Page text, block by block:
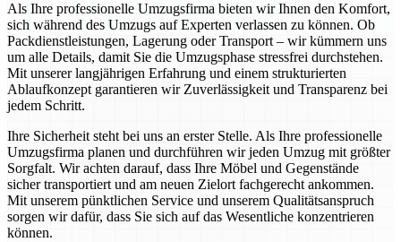
Als Ihre professionelle Umzugsfirma bieten wir Ihnen den Komfort,
sich während des Umzugs auf Experten verlassen zu können. Ob
Packdienstleistungen, Lagerung oder Transport – wir kümmern uns
um alle Details, damit Sie die Umzugsphase stressfrei durchstehen.
Mit unserer langjährigen Erfahrung und einem strukturierten
Ablaufkonzept garantieren wir Zuverlässigkeit und Transparenz bei
jedem Schritt.
Ihre Sicherheit steht bei uns an erster Stelle. Als Ihre professionelle
Umzugsfirma planen und durchführen wir jeden Umzug mit größter
Sorgfalt. Wir achten darauf, dass Ihre Möbel und Gegenstände
sicher transportiert und am neuen Zielort fachgerecht ankommen.
Mit unserem pünktlichen Service und unserem Qualitätsanspruch
sorgen wir dafür, dass Sie sich auf das Wesentliche konzentrieren
können.